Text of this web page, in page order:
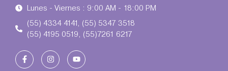
Lunes - Viernes : 9:00 AM - 18:00 PM
(55) 4334 4141, (55) 5347 3518
(55) 4195 0519, (55)7261 6217